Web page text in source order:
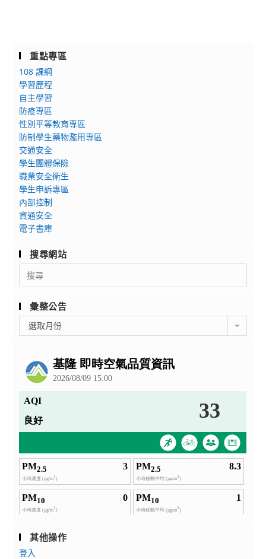
重點專區
108 課綱
學習歷程
自主學習
防疫專區
性別平等教育專區
防制學生藥物濫用專區
交通安全
學生團體保險
職業安全衛生
學生申訴專區
內部控制
資通安全
電子書庫
搜尋網站
Search
for:
彙整公告
整
選取月份
其他操作
登入